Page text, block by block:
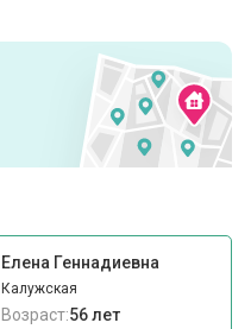
Елена Геннадиевна
Калужская
Возраст:56 лет